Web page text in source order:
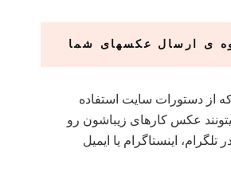
ی ارسال عکسهای شما
از دستورات سایت استفاده
عکس کارهای زیباشون رو
تلگرام، اینستاگرام یا ایمیل